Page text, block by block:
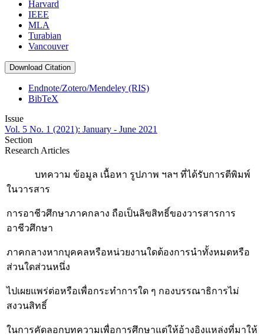
Harvard
IEEE
MLA
Turabian
Vancouver
Download Citation
Endnote/Zotero/Mendeley (RIS)
BibTeX
Issue
Vol. 5 No. 1 (2021): January - June 2021
Section
Research Articles
บทความ ข้อมูล เนื้อหา รูปภาพ ฯลฯ ที่ได้รับการตีพิมพ์
ในวารสาร
การอาชีวศึกษาภาคกลาง ถือเป็นลิขสิทธิ์ของวารสารการ
อาชีวศึกษา
ภาคกลางหากบุคคลหรือหน่วยงานใดต้องการนำทั้งหมดหรือ
ส่วนใดส่วนหนึ่ง
ไปเผยแพร่ต่อหรือเพื่อกระทำการใด ๆ กองบรรณาธิการไม่
สงวนสิทธิ์
ในการคัดลอกบทความเพื่อการศึกษาแต่ให้อ้างอิงแหล่งที่มาให้